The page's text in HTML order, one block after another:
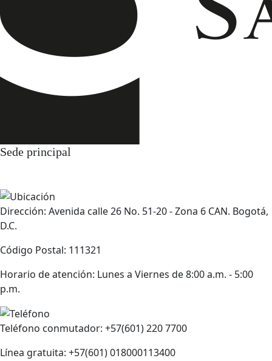
Sede principal
Dirección: Avenida calle 26 No. 51-20 - Zona 6 CAN. Bogotá,
D.C.
Código Postal: 111321
Horario de atención: Lunes a Viernes de 8:00 a.m. - 5:00
p.m.
Teléfono conmutador: +57(601) 220 7700
Línea gratuita: +57(601) 018000113400